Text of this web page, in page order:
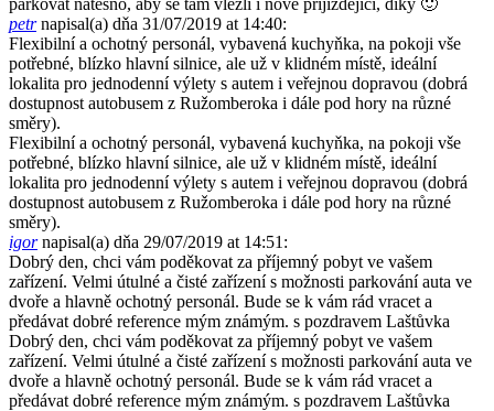
petr napisal(a) dňa 31/07/2019 at 14:40:
Flexibilní a ochotný personál, vybavená kuchyňka, na pokoji vše
potřebné, blízko hlavní silnice, ale už v klidném místě, ideální
lokalita pro jednodenní výlety s autem i veřejnou dopravou (dobrá
dostupnost autobusem z Ružomberoka i dále pod hory na různé
směry).
Flexibilní a ochotný personál, vybavená kuchyňka, na pokoji vše
potřebné, blízko hlavní silnice, ale už v klidném místě, ideální
lokalita pro jednodenní výlety s autem i veřejnou dopravou (dobrá
dostupnost autobusem z Ružomberoka i dále pod hory na různé
směry).
igor napisal(a) dňa 29/07/2019 at 14:51 :
Dobrý den, chci vám poděkovat za příjemný pobyt ve vašem
zařízení. Velmi útulné a čisté zařízení s možnosti parkování auta ve
dvoře a hlavně ochotný personál. Bude se k vám rád vracet a
předávat dobré reference mým známým. s pozdravem Laštůvka
Dobrý den, chci vám poděkovat za příjemný pobyt ve vašem
zařízení. Velmi útulné a čisté zařízení s možnosti parkování auta ve
dvoře a hlavně ochotný personál. Bude se k vám rád vracet a
předávat dobré reference mým známým. s pozdravem Laštůvka